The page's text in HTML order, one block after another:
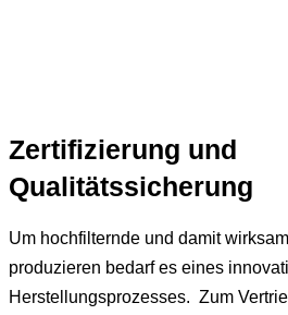
Zertifizierung und
Qualitätssicherung
Um hochfilternde und damit
produzieren bedarf es eines
Herstellungsprozesses. Zum